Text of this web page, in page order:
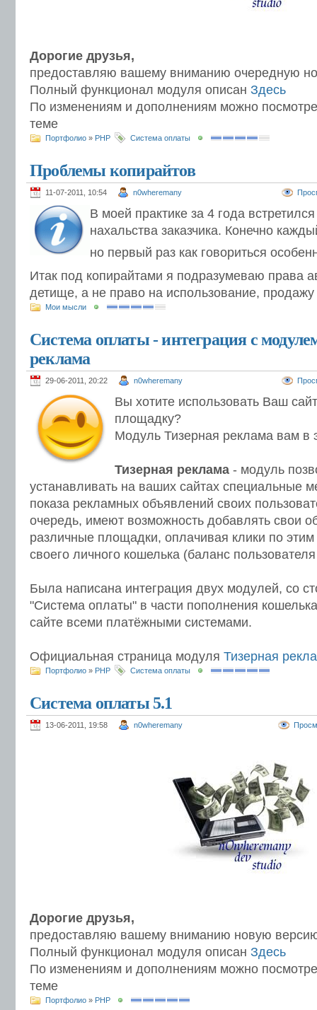
Дорогие друзья,
предоставляю вашему вниманию очередную
Полный функционал модуля описан Здесь
По изменениям и дополнениям можно
теме
Портфолио » PHP Система оплаты
Проблемы копирайтов
11-07-2011, 10:54 n0wheremany
В моей практике за 4 года
нахальства заказчика. Конечно
но первый раз как говориться
Итак под копирайтами я подразумеваю права
детище, а не право на использование, продажу
Мои мысли
Система оплаты - интеграция с
реклама
29-06-2011, 20:22 n0wheremany
Вы хотите использовать Ваш
площадку?
Модуль Тизерная реклама вам в
Тизерная реклама - модуль
устанавливать на ваших сайтах специальные
показа рекламных объявлений своих
очередь, имеют возможность добавлять свои
различные площадки, оплачивая клики по
своего личного кошелька (баланс
Была написана интеграция двух модулей, со
"Система оплаты" в части пополнения
сайте всеми платёжными системами.
Официальная страница модуля Тизерная
Портфолио » PHP Система оплаты
Система оплаты 5.1
13-06-2011, 19:58 n0wheremany
Дорогие друзья,
предоставляю вашему вниманию новую
Полный функционал модуля описан Здесь
По изменениям и дополнениям можно
теме
Портфолио » PHP